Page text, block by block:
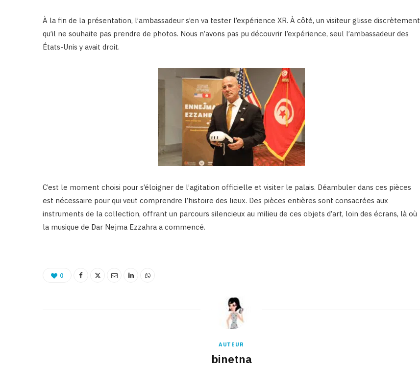
À la fin de la présentation, l’ambassadeur s’en va tester l’expérience XR. À côté, un visiteur glisse discrètement
qu’il ne souhaite pas prendre de photos. Nous n’avons pas pu découvrir l’expérience, seul l’ambassadeur des
États-Unis y avait droit.
C’est le moment choisi pour s’éloigner de l’agitation officielle et visiter le palais. Déambuler dans ces pièces
est nécessaire pour qui veut comprendre l’histoire des lieux. Des pièces entières sont consacrées aux
instruments de la collection, offrant un parcours silencieux au milieu de ces objets d’art, loin des écrans, là où
la musique de Dar Nejma Ezzahra a commencé.
0
AUTEUR
binetna